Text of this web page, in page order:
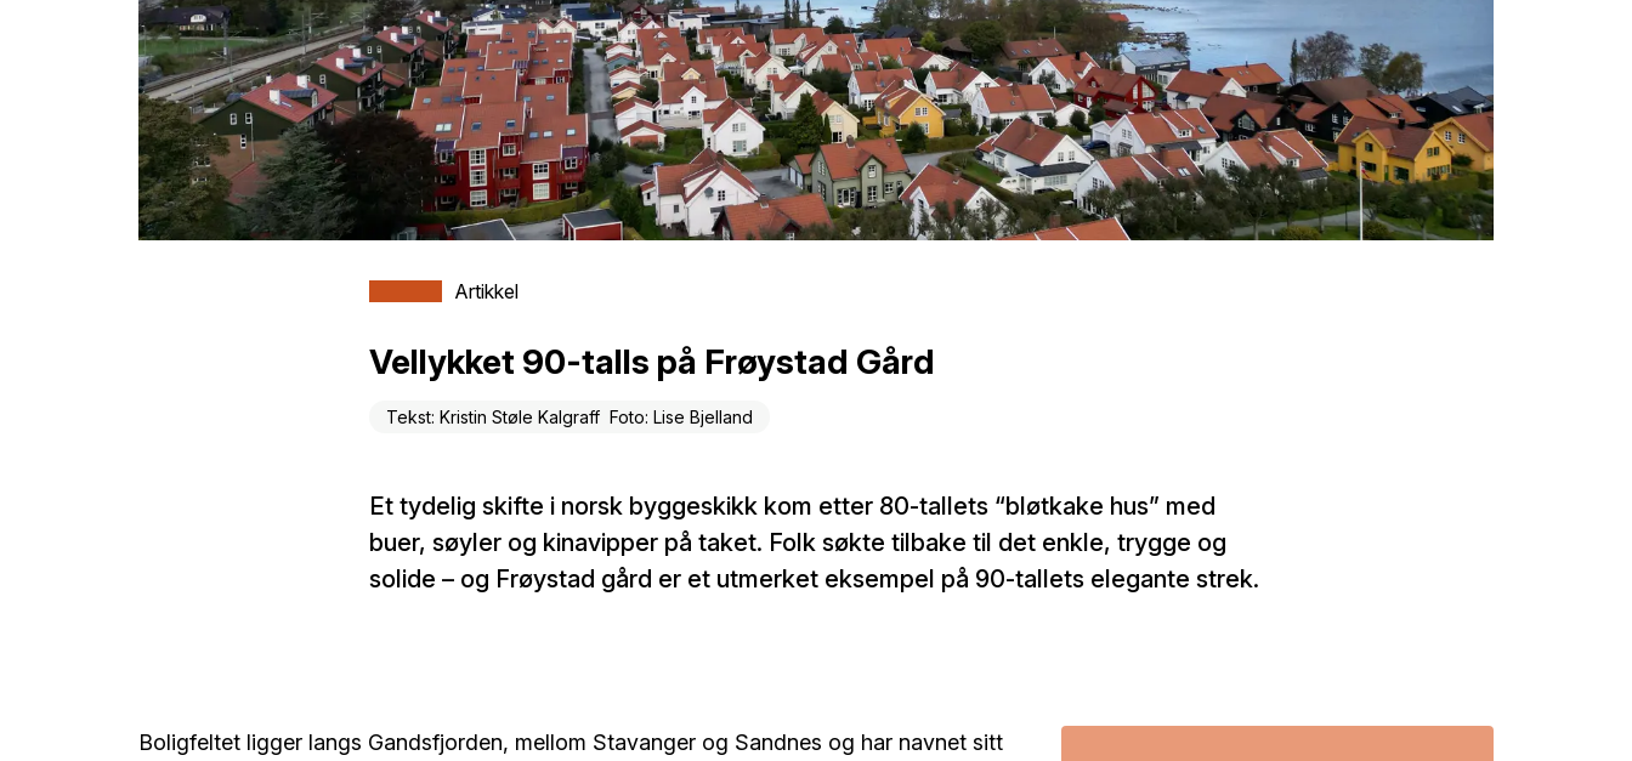
Artikkel
Vellykket 90-talls på Frøystad Gård
Tekst: Kristin Støle Kalgraff Foto: Lise Bjelland
Et tydelig skifte i norsk byggeskikk kom etter 80-tallets “bløtkake hus” med
buer, søyler og kinavipper på taket. Folk søkte tilbake til det enkle, trygge og
solide – og Frøystad gård er et utmerket eksempel på 90-tallets elegante strek.
Boligfeltet ligger langs Gandsfjorden, mellom Stavanger og Sandnes og har navnet sitt